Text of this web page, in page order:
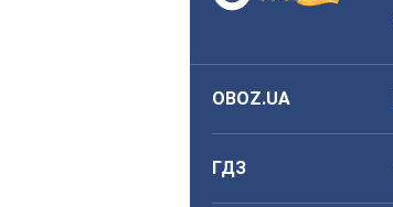
OBOZ.UA
ГДЗ